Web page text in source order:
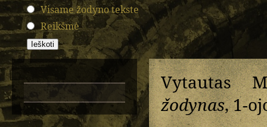
Visame žodyno tekste
Reikšmė
Vytautas
žodynas, 1-